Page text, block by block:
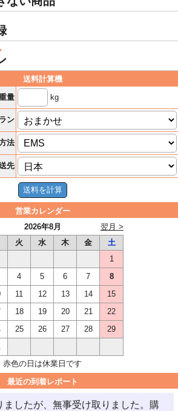
送料計算機
量
kg
ン
法
先
営業カレンダー
2026年8月
翌月 >
火 水 木 金
土
1
4 5 6 7
8
11 12 13 14
15
18 19 20 21
22
25 26 27 28
29
赤色の日は休業日です
最近の到着レポート
ましたが、無事受け取りました。購